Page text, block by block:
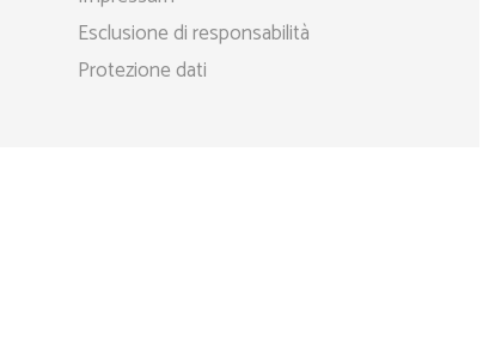
principale
Esclusione di responsabilità
Protezione dati